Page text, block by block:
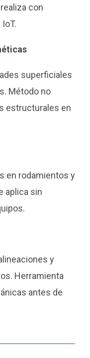
con
superficiales
Método no
estructurales en
en rodamientos y
aplica sin
y
Herramienta
antes de